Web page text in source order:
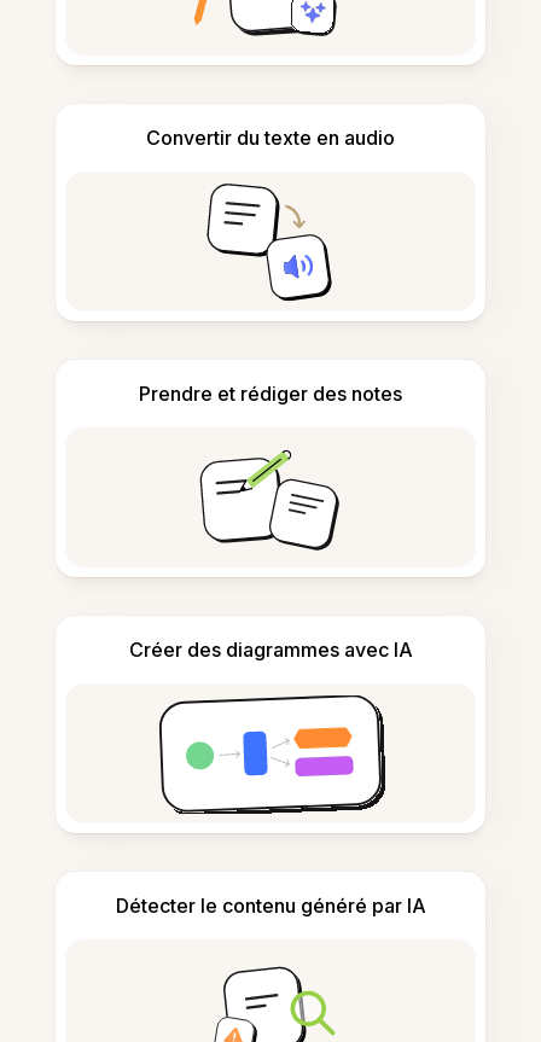
Convertir du texte en audio
Prendre et rédiger des notes
Créer des diagrammes avec IA
Détecter le contenu généré par IA